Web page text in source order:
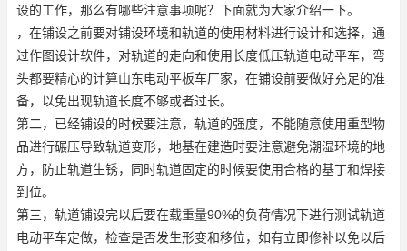
设的工作，那么有哪些注意事项呢？下面就为大家介绍一下。
，在铺设之前要对铺设环境和轨道的使用材料进行设计和选择，通
过作图设计软件，对轨道的走向和使用长度低压轨道电动平车，弯
头都要精心的计算山东电动平板车厂家，在铺设前要做好充足的准
备，以免出现轨道长度不够或者过长。
第二，已经铺设的时候要注意，轨道的强度，不能随意使用重型物
品进行碾压导致轨道变形，地基在建造时要注意避免潮湿环境的地
方，防止轨道生锈，同时轨道固定的时候要使用合格的基丁和焊接
到位。
第三，轨道铺设完以后要在载重量90%的负荷情况下进行测试轨道
电动平车定做，检查是否发生形变和移位，如有立即修补以免以后